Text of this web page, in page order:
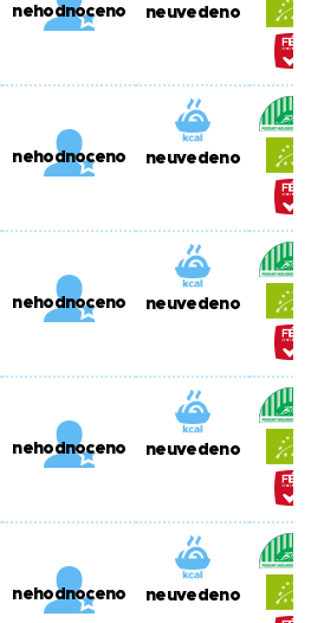
nehodnoceno neuvedeno
nehodnoceno neuvedeno
nehodnoceno neuvedeno
nehodnoceno neuvedeno
nehodnoceno neuvedeno